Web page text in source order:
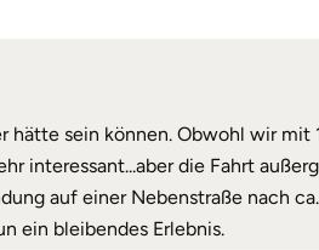
sein können. Obwohl wir mit
interessant...aber die Fahrt
auf einer Nebenstraße nach
ein bleibendes Erlebnis.